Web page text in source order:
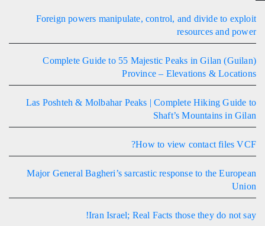
Foreign powers manipulate, control, and divide to exploit
resources and power
Complete Guide to 55 Majestic Peaks in Gilan (Guilan)
Province – Elevations & Locations
Las Poshteh & Molbahar Peaks | Complete Hiking Guide to
Shaft’s Mountains in Gilan
How to view contact files VCF?
Major General Bagheri’s sarcastic response to the European
Union
Iran Israel; Real Facts those they do not say!